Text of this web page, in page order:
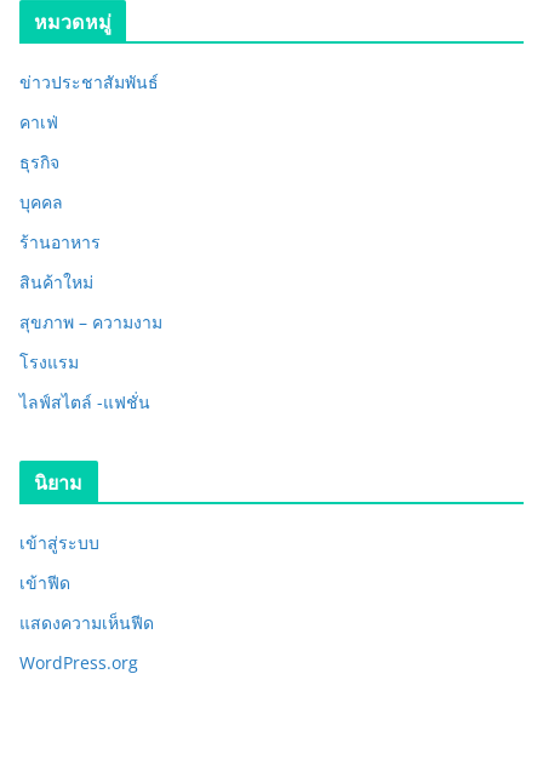
หมวดหมู่
ข่าวประชาสัมพันธ์
คาเฟ่
ธุรกิจ
บุคคล
ร้านอาหาร
สินค้าใหม่
สุขภาพ – ความงาม
โรงแรม
ไลฟ์สไตล์ -แฟชั่น
นิยาม
เข้าสู่ระบบ
เข้าฟีด
แสดงความเห็นฟีด
WordPress.org